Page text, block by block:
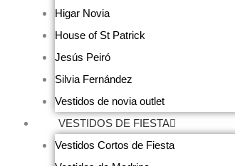
Higar Novia
House of St Patrick
Jesús Peiró
Silvia Fernández
Vestidos de novia outlet
VESTIDOS DE FIESTA
Vestidos Cortos de Fiesta